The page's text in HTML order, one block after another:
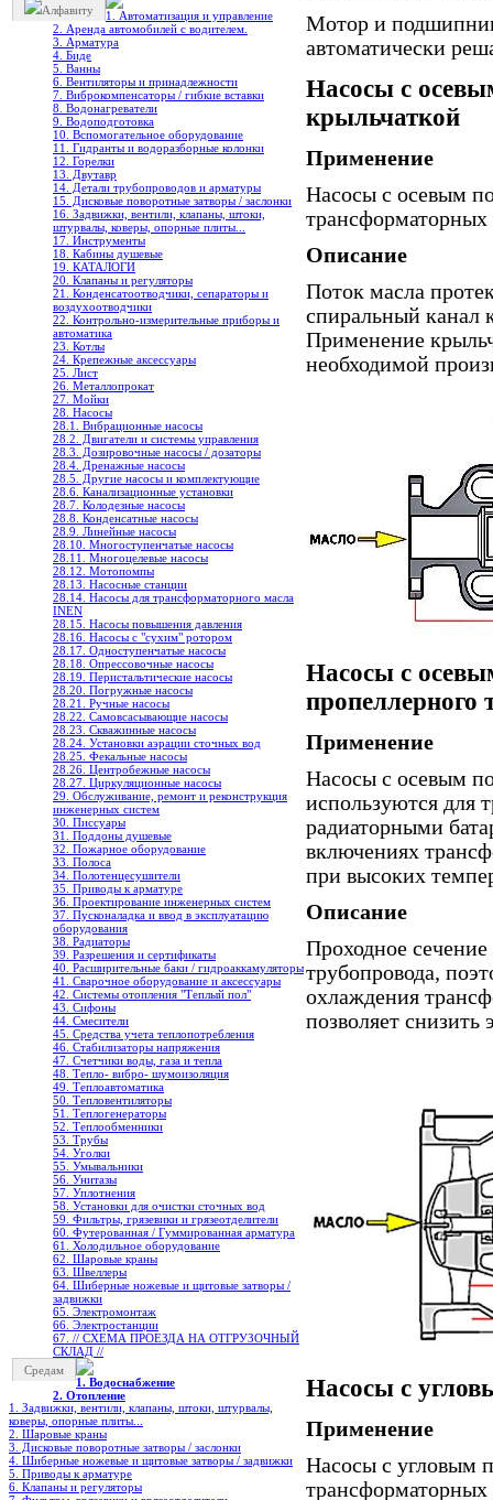
Алфавиту
1. Автоматизация и управление
2. Аренда автомобилей с водителем.
3. Арматура
4. Биде
5. Ванны
6. Вентиляторы и принадлежности
7. Виброкомпенсаторы / гибкие вставки
8. Водонагреватели
9. Водоподготовка
10. Вспомогательное оборудование
11. Гидранты и водоразборные колонки
12. Горелки
13. Двутавр
14. Детали трубопроводов и арматуры
15. Дисковые поворотные затворы / заслонки
16. Задвижки, вентили, клапаны, штоки,
штурвалы, коверы, опорные плиты...
17. Инструменты
18. Кабины душевые
19. КАТАЛОГИ
20. Клапаны и регуляторы
21. Конденсатоотводчики, сепараторы и
воздухоотводчики
22. Контрольно-измерительные приборы и
автоматика
23. Котлы
24. Крепежные аксессуары
25. Лист
26. Металлопрокат
27. Мойки
28. Насосы
28.1. Вибрационные насосы
28.2. Двигатели и системы управления
28.3. Дозировочные насосы / дозаторы
28.4. Дренажные насосы
28.5. Другие насосы и комплектующие
28.6. Канализационные установки
28.7. Колодезные насосы
28.8. Конденсатные насосы
28.9. Линейные насосы
28.10. Многоступенчатые насосы
28.11. Многоцелевые насосы
28.12. Мотопомпы
28.13. Насосные станции
28.14. Насосы для трансформаторного масла
INEN
28.15. Насосы повышения давления
28.16. Насосы с "сухим" ротором
28.17. Одноступенчатые насосы
28.18. Опрессовочные насосы
28.19. Перистальтические насосы
28.20. Погружные насосы
28.21. Ручные насосы
28.22. Самовсасывающие насосы
28.23. Скважинные насосы
28.24. Установки аэрации сточных вод
28.25. Фекальные насосы
28.26. Центробежные насосы
28.27. Циркуляционные насосы
29. Обслуживание, ремонт и реконструкция
инженерных систем
30. Писсуары
31. Поддоны душевые
32. Пожарное оборудование
33. Полоса
34. Полотенцесушители
35. Приводы к арматуре
36. Проектирование инженерных систем
37. Пусконаладка и ввод в эксплуатацию
оборудования
38. Радиаторы
39. Разрешения и сертификаты
40. Расширительные баки / гидроаккамуляторы
41. Сварочное оборудование и аксессуары
42. Системы отопления "Теплый пол"
43. Сифоны
44. Смесители
45. Средства учета теплопотребления
46. Стабилизаторы напряжения
47. Счетчики воды, газа и тепла
48. Тепло- вибро- шумоизоляция
49. Теплоавтоматика
50. Тепловентиляторы
51. Теплогенераторы
52. Теплообменники
53. Трубы
54. Уголки
55. Умывальники
56. Унитазы
57. Уплотнения
58. Установки для очистки сточных вод
59. Фильтры, грязевики и грязеотделители
60. Футерованная / Гуммированная арматура
61. Холодильное oборудование
62. Шаровые краны
63. Швеллеры
64. Шиберные ножевые и щитовые затворы /
задвижки
65. Электромонтаж
66. Электростанции
67. // СХЕМА ПРОЕЗДА НА ОТГРУЗОЧНЫЙ
СКЛАД //
Средам
1. Водоснабжение
2. Отопление
1. Задвижки, вентили, клапаны, штоки, штурвалы,
коверы, опорные плиты...
2. Шаровые краны
3. Дисковые поворотные затворы / заслонки
4. Шиберные ножевые и щитовые затворы / задвижки
5. Приводы к арматуре
6. Клапаны и регуляторы
Мотор и
автоматически
Насосы с
крыльчаткой
Применение
Насосы с осевым
трансформаторных
Описание
Поток масла
спиральный канал
Применение
необходимой
Насосы с
пропеллерного
Применение
Насосы с осевым
используются для
радиаторными
включениях
при высоких
Описание
Проходное
трубопровода,
охлаждения
позволяет снизить
Насосы с
Применение
Насосы с угловым
трансформаторных